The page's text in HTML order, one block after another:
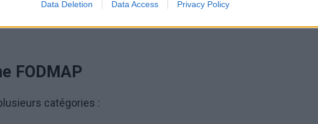
Data Deletion Data Access Privacy Policy
FODMAP
catégories :